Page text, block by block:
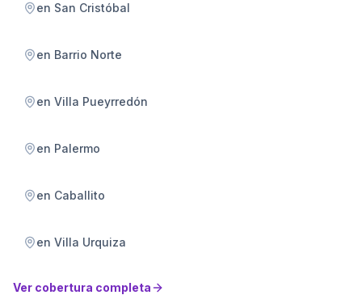
en San Cristóbal
en Barrio Norte
en Villa Pueyrredón
en Palermo
en Caballito
en Villa Urquiza
Ver cobertura completa